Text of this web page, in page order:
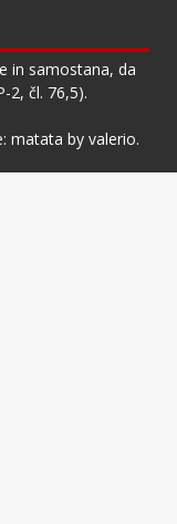
in samostana, da
2, čl. 76,5).
matata by valerio.